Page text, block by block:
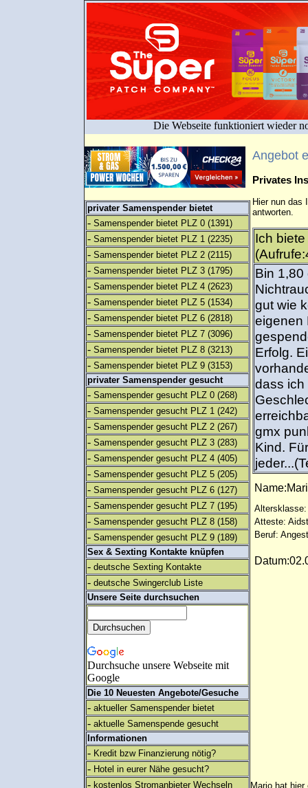
Die Webseite funktioniert wieder
privater Samenspender bietet
- Samenspender bietet PLZ 0 (1391)
- Samenspender bietet PLZ 1 (2235)
- Samenspender bietet PLZ 2 (2115)
- Samenspender bietet PLZ 3 (1795)
- Samenspender bietet PLZ 4 (2623)
- Samenspender bietet PLZ 5 (1534)
- Samenspender bietet PLZ 6 (2818)
- Samenspender bietet PLZ 7 (3096)
- Samenspender bietet PLZ 8 (3213)
- Samenspender bietet PLZ 9 (3153)
privater Samenspender gesucht
- Samenspender gesucht PLZ 0 (268)
- Samenspender gesucht PLZ 1 (242)
- Samenspender gesucht PLZ 2 (267)
- Samenspender gesucht PLZ 3 (283)
- Samenspender gesucht PLZ 4 (405)
- Samenspender gesucht PLZ 5 (205)
- Samenspender gesucht PLZ 6 (127)
- Samenspender gesucht PLZ 7 (195)
- Samenspender gesucht PLZ 8 (158)
- Samenspender gesucht PLZ 9 (189)
Sex & Sexting Kontakte knüpfen
- deutsche Sexting Kontakte
- deutsche Swingerclub Liste
Unsere Seite durchsuchen
Durchsuche unsere Webseite mit
Google
Die 10 Neuesten Angebote/Gesuche
- aktueller Samenspender bietet
- aktuelle Samenspende gesucht
Informationen
- Kredit bzw Finanzierung nötig?
- Hotel in eurer Nähe gesucht?
- kostenlos Stromanbieter Wechseln
Angebot
Privates
Hier nun das
antworten.
Ich
Bin
gut wie
eigenen
Erfolg.
dass ich
gmx
Kind.
Altersklasse:
Atteste:
Beruf:
Mario hat